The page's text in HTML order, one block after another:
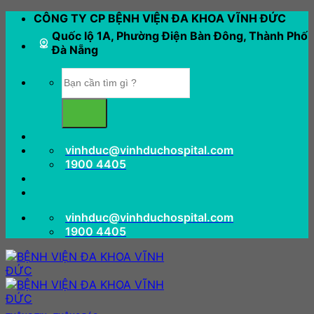
CÔNG TY CP BỆNH VIỆN ĐA KHOA VĨNH ĐỨC
Quốc lộ 1A, Phường Điện Bàn Đông, Thành Phố
Đà Nẵng
vinhduc@vinhduchospital.com
1900 4405
vinhduc@vinhduchospital.com
1900 4405